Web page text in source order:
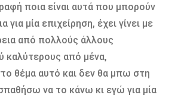
ποια είναι αυτά που µπορούν
µία επιχείρηση, έχει γίνει µε
από πολλούς άλλους
καλύτερους από µένα,
θέµα αυτό και δεν θα µπω στη
να το κάνω κι εγώ για µία